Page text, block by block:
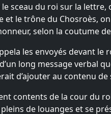
le sceau du roi sur la lettre,
et le trône du Chosroès,
selon la coutume
les envoyés devant le
long message verbal
d’ajouter au contenu de
contents de la cour du
de louanges et se